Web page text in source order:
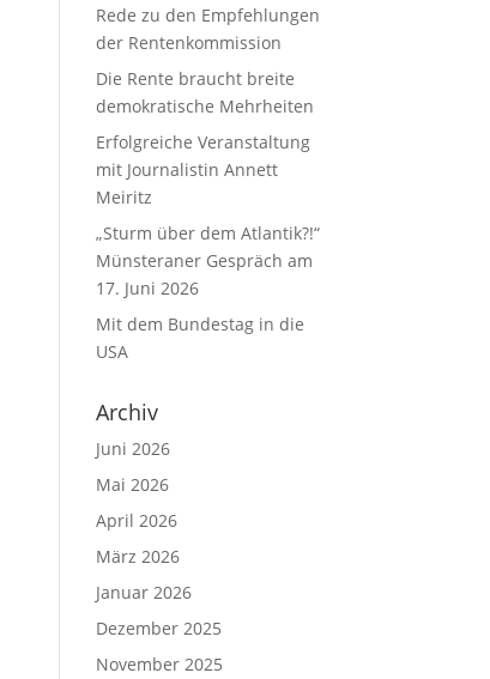
Rede zu den Empfehlungen
der Rentenkommission
Die Rente braucht breite
demokratische Mehrheiten
Erfolgreiche Veranstaltung
mit Journalistin Annett
Meiritz
„Sturm über dem Atlantik?!“
Münsteraner Gespräch am
17. Juni 2026
Mit dem Bundestag in die
USA
Archiv
Juni 2026
Mai 2026
April 2026
März 2026
Januar 2026
Dezember 2025
November 2025